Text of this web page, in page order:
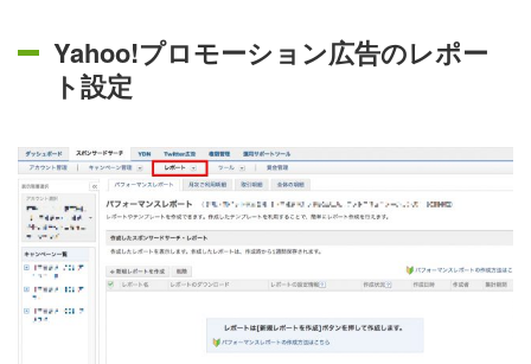
Yahoo!プロモーション広告のレポー
ト設定